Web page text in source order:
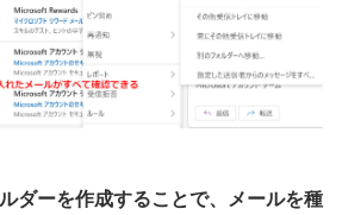
ダーを作成することで、メールを種